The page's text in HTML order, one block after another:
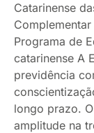
Catarinense
Programa de
catarinense A
previdência
longo prazo.
amplitude na